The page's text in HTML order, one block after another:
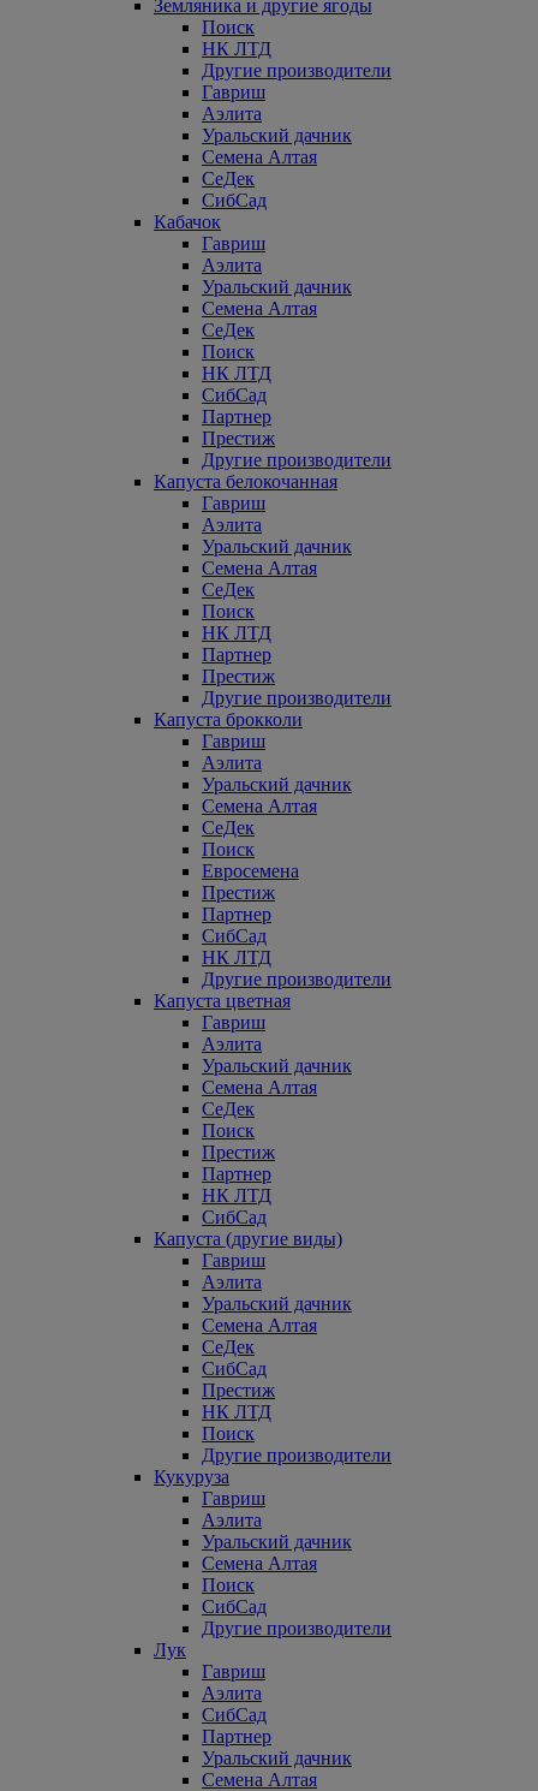
Земляника и другие ягоды
Поиск
НК ЛТД
Другие производители
Гавриш
Аэлита
Уральский дачник
Семена Алтая
СеДек
СибСад
Кабачок
Гавриш
Аэлита
Уральский дачник
Семена Алтая
СеДек
Поиск
НК ЛТД
СибСад
Партнер
Престиж
Другие производители
Капуста белокочанная
Гавриш
Аэлита
Уральский дачник
Семена Алтая
СеДек
Поиск
НК ЛТД
Партнер
Престиж
Другие производители
Капуста брокколи
Гавриш
Аэлита
Уральский дачник
Семена Алтая
СеДек
Поиск
Евросемена
Престиж
Партнер
СибСад
НК ЛТД
Другие производители
Капуста цветная
Гавриш
Аэлита
Уральский дачник
Семена Алтая
СеДек
Поиск
Престиж
Партнер
НК ЛТД
СибСад
Капуста (другие виды)
Гавриш
Аэлита
Уральский дачник
Семена Алтая
СеДек
СибСад
Престиж
НК ЛТД
Поиск
Другие производители
Кукуруза
Гавриш
Аэлита
Уральский дачник
Семена Алтая
Поиск
СибСад
Другие производители
Лук
Гавриш
Аэлита
СибСад
Партнер
Уральский дачник
Семена Алтая